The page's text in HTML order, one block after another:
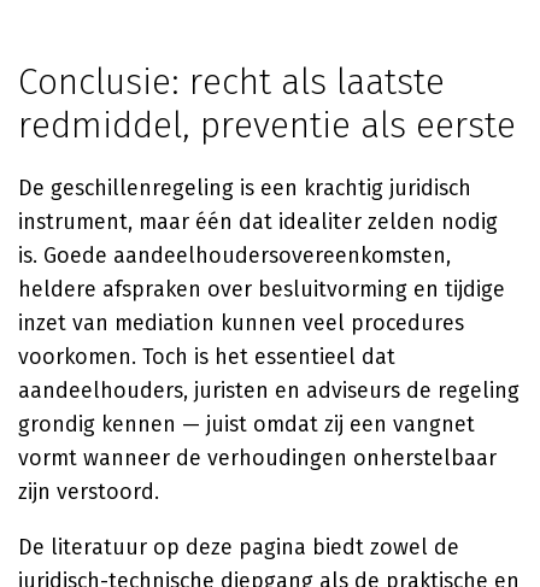
Conclusie: recht als laatste
redmiddel, preventie als eerste
De geschillenregeling is een krachtig juridisch
instrument, maar één dat idealiter zelden nodig
is. Goede aandeelhoudersovereenkomsten,
heldere afspraken over besluitvorming en tijdige
inzet van mediation kunnen veel procedures
voorkomen. Toch is het essentieel dat
aandeelhouders, juristen en adviseurs de regeling
grondig kennen — juist omdat zij een vangnet
vormt wanneer de verhoudingen onherstelbaar
zijn verstoord.
De literatuur op deze pagina biedt zowel de
juridisch-technische diepgang als de praktische en